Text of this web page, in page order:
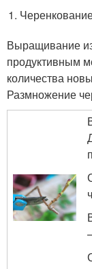
Выращивание
продуктивным
количества
Размножение